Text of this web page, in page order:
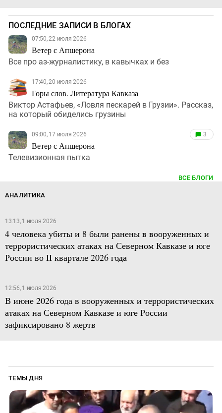
ПОСЛЕДНИЕ ЗАПИСИ В БЛОГАХ
07:50, 22 июля 2026
Ветер с Апшерона
Все про аз-журналистику, в кавычках и без
17:40, 20 июля 2026
Горы слов. Литература Кавказа
Виктор Астафьев, «Ловля пескарей в Грузии». Рассказ,
на который обиделись грузины
09:00, 17 июля 2026
Ветер с Апшерона
3
Телевизионная пытка
ВСЕ БЛОГИ
АНАЛИТИКА
13:13, 1 июля 2026
4 человека убиты и 8 были ранены в вооруженных и
террористических атаках на Северном Кавказе и юге
России во II квартале 2026 года
12:56, 1 июля 2026
В июне 2026 года в вооруженных и террористических
атаках на Северном Кавказе и юге России
зафиксировано 8 жертв
ТЕМЫ ДНЯ